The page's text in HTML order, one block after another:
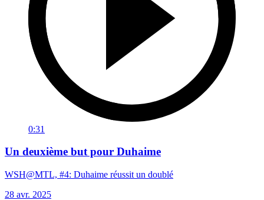
0:31
Un deuxième but pour Duhaime
WSH@MTL, #4: Duhaime réussit un doublé
28 avr. 2025